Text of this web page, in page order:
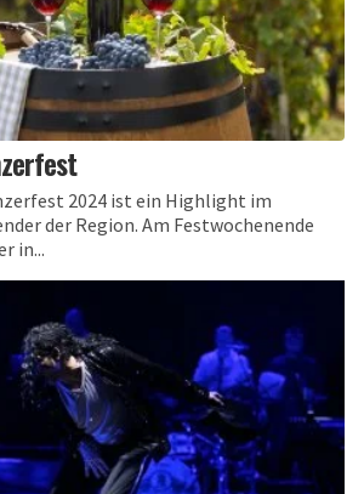
2024 ist ein Highlight im
der Region. Am Festwochenende
in...